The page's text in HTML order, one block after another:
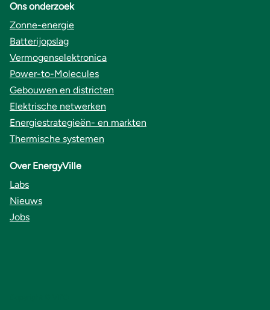
Ons onderzoek
Zonne-energie
Batterijopslag
Vermogenselektronica
Power-to-Molecules
Gebouwen en districten
Elektrische netwerken
Energiestrategieën- en markten
Thermische systemen
Over EnergyVille
Labs
Nieuws
Jobs